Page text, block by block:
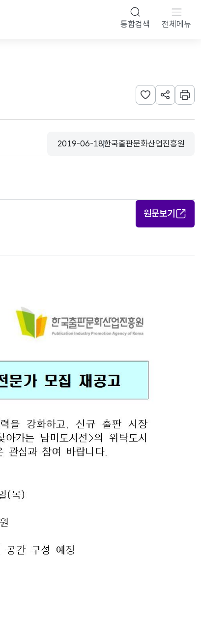
통합검색 전체메뉴
관심사 등록하기
URL 공유하
인쇄
등록일
2019-06-18
수집기관
한국출판문화산업진흥원
원문보기